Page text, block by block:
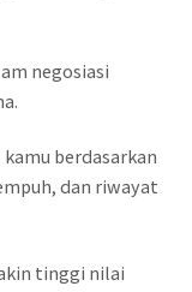
negosiasi
berdasarkan
dan riwayat
tinggi nilai